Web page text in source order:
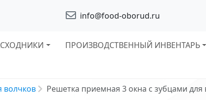
info@food-oborud.ru
ПРОИЗВОДСТВЕННЫЙ ИНВЕНТАРЬ
волчков Решетка приемная 3 окна с зубцами